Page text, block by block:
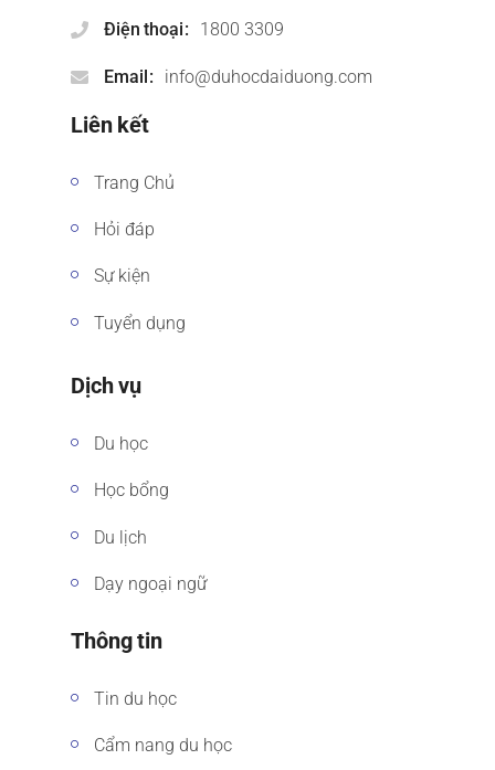
Điện thoại
1800 3309
Email info@duhocdaiduong.com
Liên kết
Trang Chủ
Hỏi đáp
Sự kiện
Tuyển dụng
Dịch vụ
Du học
Học bổng
Du lịch
Dạy ngoại ngữ
Thông tin
Tin du học
Cẩm nang du học